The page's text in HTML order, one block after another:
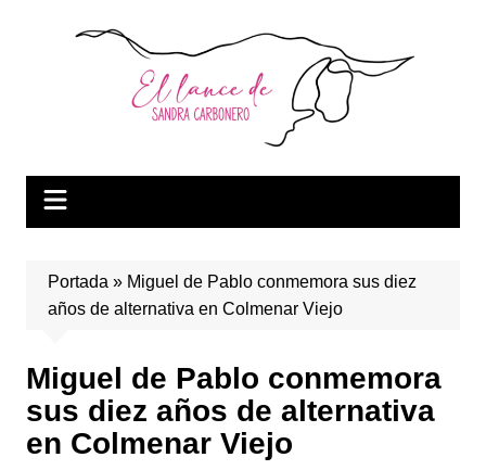
Portada » Miguel de Pablo conmemora sus diez
años de alternativa en Colmenar Viejo
Miguel de Pablo conmemora
sus diez años de alternativa
en Colmenar Viejo